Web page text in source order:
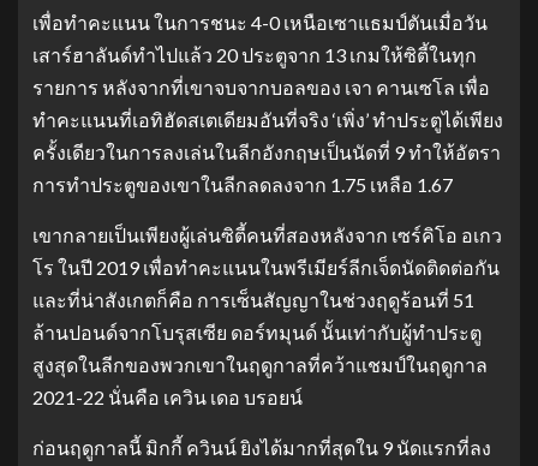
เพื่อทำคะแนน ในการชนะ 4-0 เหนือเซาแธมป์ตันเมื่อวัน
เสาร์ฮาลันด์ทำไปแล้ว 20 ประตูจาก 13 เกมให้ซิตี้ในทุก
รายการ หลังจากที่เขาจบจากบอลของ เจา คานเซโล เพื่อ
ทำคะแนนที่เอทิฮัดสเตเดียมอันที่จริง ‘เพิ่ง’ ทำประตูได้เพียง
ครั้งเดียวในการลงเล่นในลีกอังกฤษเป็นนัดที่ 9 ทำให้อัตรา
การทำประตูของเขาในลีกลดลงจาก 1.75 เหลือ 1.67
เขากลายเป็นเพียงผู้เล่นซิตี้คนที่สองหลังจาก เซร์คิโอ อเกว
โร ในปี 2019 เพื่อทำคะแนนในพรีเมียร์ลีกเจ็ดนัดติดต่อกัน
และที่น่าสังเกตก็คือ การเซ็นสัญญาในช่วงฤดูร้อนที่ 51
ล้านปอนด์จากโบรุสเซีย ดอร์ทมุนด์ นั้นเท่ากับผู้ทำประตู
สูงสุดในลีกของพวกเขาในฤดูกาลที่คว้าแชมป์ในฤดูกาล
2021-22 นั่นคือ เควิน เดอ บรอยน์
ก่อนฤดูกาลนี้ มิกกี้ ควินน์ ยิงได้มากที่สุดใน 9 นัดแรกที่ลง